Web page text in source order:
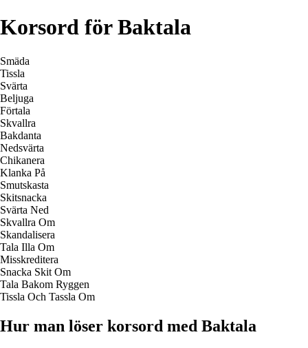
Korsord för Baktala
Smäda
Tissla
Svärta
Beljuga
Förtala
Skvallra
Bakdanta
Nedsvärta
Chikanera
Klanka På
Smutskasta
Skitsnacka
Svärta Ned
Skvallra Om
Skandalisera
Tala Illa Om
Misskreditera
Snacka Skit Om
Tala Bakom Ryggen
Tissla Och Tassla Om
Hur man löser korsord med Baktala